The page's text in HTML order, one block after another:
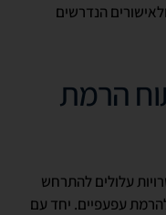
הנדרשים
הרמת
עלולים להתרחש
עפעפיים. יחד עם